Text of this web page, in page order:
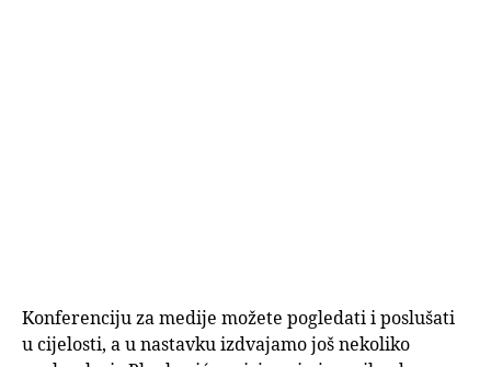
Konferenciju za medije možete pogledati i poslušati
u cijelosti, a u nastavku izdvajamo još nekoliko